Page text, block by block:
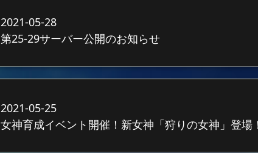
2021-05-28
第25-29サーバー公開のお知らせ
2021-05-25
女神育成イベント開催！新女神「狩りの女神」登場